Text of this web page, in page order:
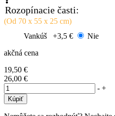
Rozopínacie časti:
(Od 70 x 55 x 25 cm)
Vankúš
+3,5 €
Nie
akčná cena
19,50 €
26,00 €
- +